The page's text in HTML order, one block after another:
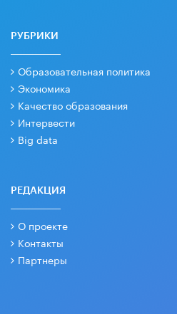
РУБРИКИ
Образовательная политика
Экономика
Качество образования
Интервести
Big data
РЕДАКЦИЯ
О проекте
Контакты
Партнеры